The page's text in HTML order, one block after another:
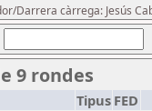
Darrera càrrega: Jesús
9 rondes
Tipus FED